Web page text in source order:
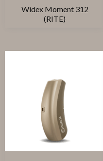
Widex Moment 312
(RITE)